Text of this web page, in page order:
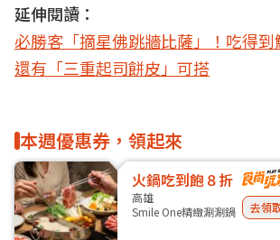
延伸閱讀：
必勝客「摘星佛跳牆比薩」！吃得到
還有「三重起司餅皮」可搭
本週優惠券，領起來
火鍋吃到飽８折
高雄
Smile One精緻涮涮鍋
去領